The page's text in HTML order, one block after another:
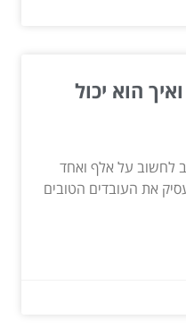
הוא יכול
לחשוב על אלף ואחד
את העובדים הטובים